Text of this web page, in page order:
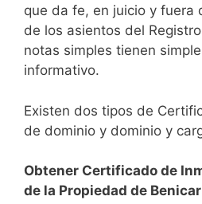
que da fe, en juicio y fuera
de los asientos del
notas simples tienen
informativo.
Existen dos tipos de
de dominio y dominio y
Obtener Certificado de
de la Propiedad de